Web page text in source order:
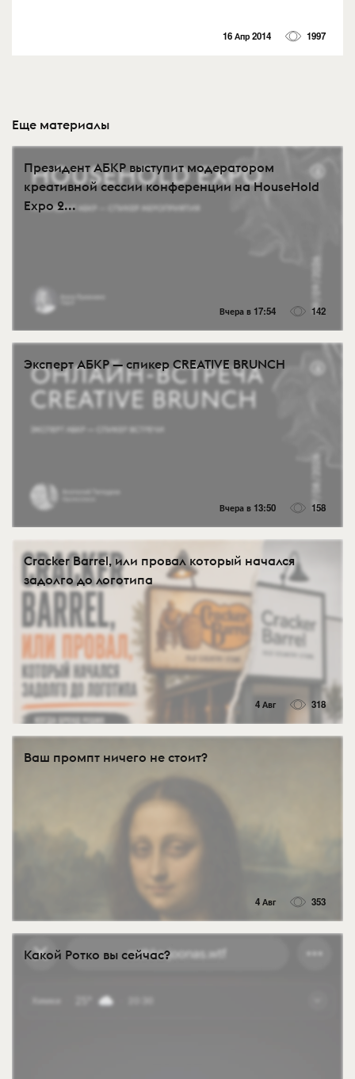
16 Апр 2014 1997
Еще материалы
Президент АБКР выступит модератором
креативной сессии конференции на HouseHold
Expo 2...
Вчера в 17:54 142
Эксперт АБКР — спикер CREATIVE BRUNCH
Вчера в 13:50 158
Cracker Barrel, или провал который начался
задолго до логотипа
4 Авг 318
Ваш промпт ничего не стоит?
4 Авг 353
Какой Ротко вы сейчас?